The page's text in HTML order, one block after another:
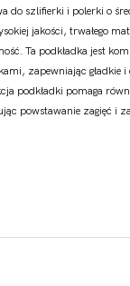
do szlifierki i polerki o
jakości, trwałego
Ta podkładka jest
zapewniając gładkie i
podkładki pomaga
powstawanie zagięć i